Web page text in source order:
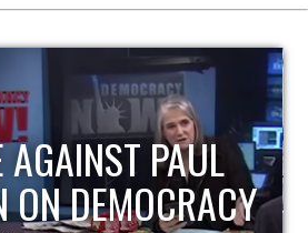
OF ECONOMIC
UPDATE